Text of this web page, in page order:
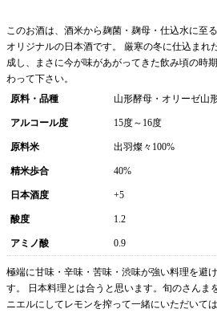
このお酒は、酒米から麹菌・麹母・仕込水に至
オリジナルの日本酒です。 厳寒の冬に仕込まれ
成し、まさに今が味があがってきた飲み頃の時
わって下さい。
原料・品種
山形酵母・オリーゼ山
アルコール度 15度～16度
原料米 出羽燦々100%
精米歩合 40%
日本酒度 +5
酸度 1.2
アミノ酸 0.9
極端に甘味・辛味・苦味・渋味が強い料理を避
す。 日本料理とは合うと思います。旬のさんま
ニエルにしてレモンを搾って一緒にいただいて